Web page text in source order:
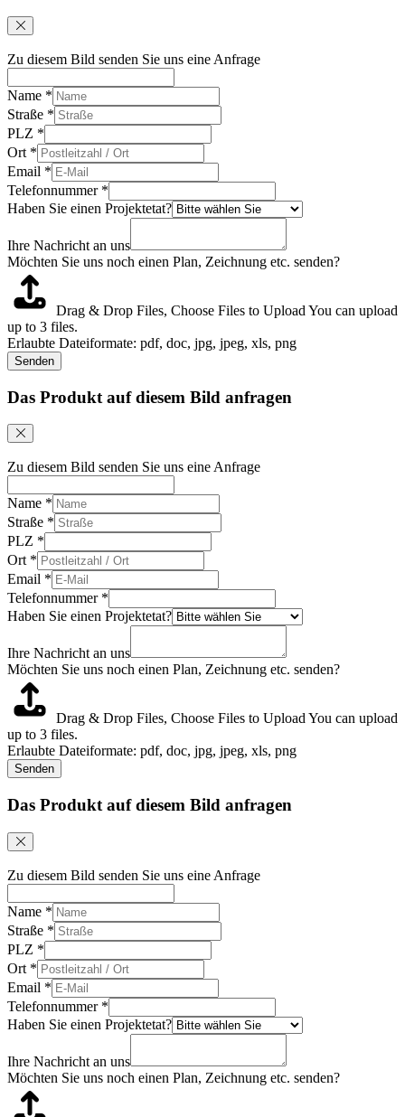
Zu diesem Bild senden Sie uns eine Anfrage
Name *
Straße *
PLZ *
Ort *
Email *
Telefonnummer *
Haben Sie einen Projektetat?
Ihre Nachricht an uns
Möchten Sie uns noch einen Plan, Zeichnung etc. senden?
Drag & Drop Files, Choose Files to Upload You can upload
up to 3 files.
Erlaubte Dateiformate: pdf, doc, jpg, jpeg, xls, png
Senden
Das Produkt auf diesem Bild anfragen
Zu diesem Bild senden Sie uns eine Anfrage
Name *
Straße *
PLZ *
Ort *
Email *
Telefonnummer *
Haben Sie einen Projektetat?
Ihre Nachricht an uns
Möchten Sie uns noch einen Plan, Zeichnung etc. senden?
Drag & Drop Files, Choose Files to UploadYou can upload
up to 3 files.
Erlaubte Dateiformate: pdf, doc, jpg, jpeg, xls, png
Senden
Das Produkt auf diesem Bild anfragen
Zu diesem Bild senden Sie uns eine Anfrage
Name *
Straße *
PLZ *
Ort *
Email *
Telefonnummer *
Haben Sie einen Projektetat?
Ihre Nachricht an uns
Möchten Sie uns noch einen Plan, Zeichnung etc. senden?